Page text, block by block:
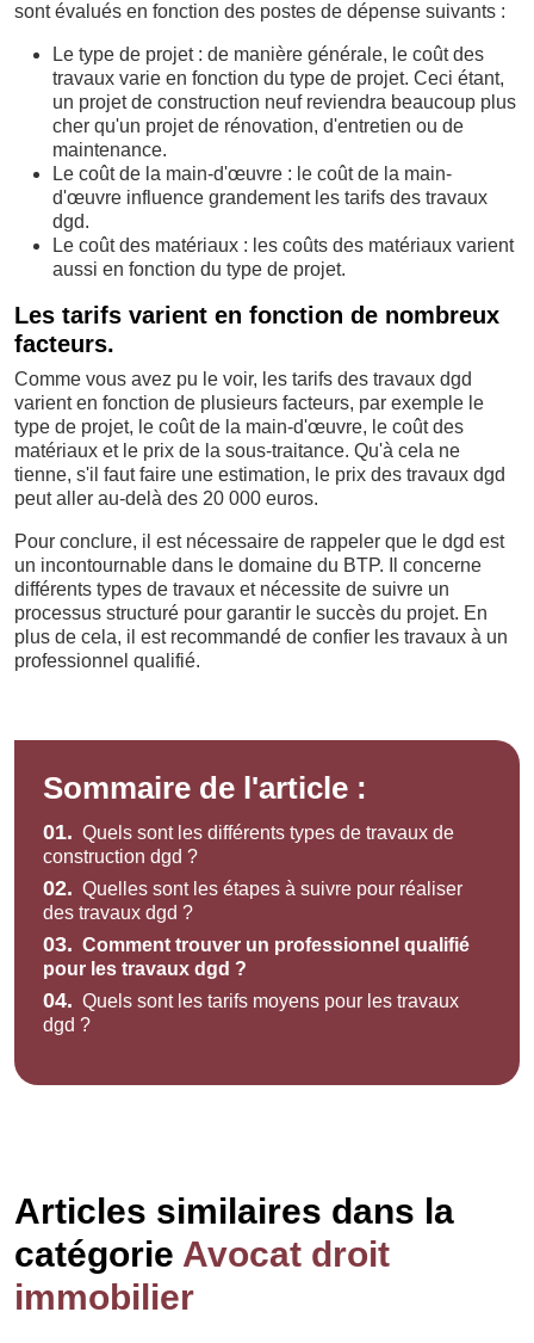
sont évalués en fonction des postes de dépense suivants :
Le type de projet : de manière générale, le coût des
travaux varie en fonction du type de projet. Ceci étant,
un projet de construction neuf reviendra beaucoup plus
cher qu'un projet de rénovation, d'entretien ou de
maintenance.
Le coût de la main-d'œuvre : le coût de la main-
d'œuvre influence grandement les tarifs des travaux
dgd.
Le coût des matériaux : les coûts des matériaux varient
aussi en fonction du type de projet.
Les tarifs varient en fonction de nombreux
facteurs.
Comme vous avez pu le voir, les tarifs des travaux dgd
varient en fonction de plusieurs facteurs, par exemple le
type de projet, le coût de la main-d'œuvre, le coût des
matériaux et le prix de la sous-traitance. Qu'à cela ne
tienne, s'il faut faire une estimation, le prix des travaux dgd
peut aller au-delà des 20 000 euros.
Pour conclure, il est nécessaire de rappeler que le dgd est
un incontournable dans le domaine du BTP. Il concerne
différents types de travaux et nécessite de suivre un
processus structuré pour garantir le succès du projet. En
plus de cela, il est recommandé de confier les travaux à un
professionnel qualifié.
Sommaire de l'article :
01. Quels sont les différents types de travaux de
construction dgd ?
02. Quelles sont les étapes à suivre pour réaliser
des travaux dgd ?
03. Comment trouver un professionnel qualifié
pour les travaux dgd ?
04. Quels sont les tarifs moyens pour les travaux
dgd ?
Articles similaires dans la
catégorie Avocat droit
immobilier